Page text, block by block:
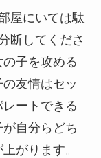
屋にいては駄
断してくださ
子を攻める
友情はセッ
ートできる
自分らどち
がります。